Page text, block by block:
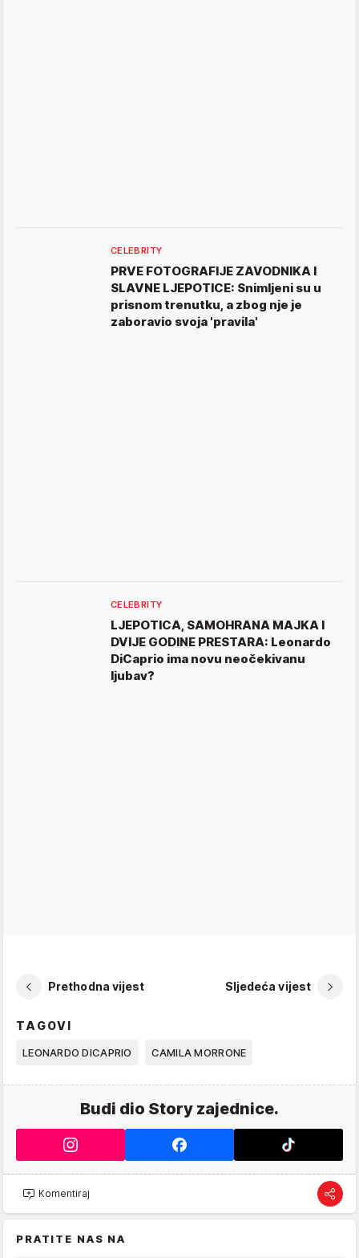
CELEBRITY
PRVE FOTOGRAFIJE ZAVODNIKA I
SLAVNE LJEPOTICE: Snimljeni su u
prisnom trenutku, a zbog nje je
zaboravio svoja 'pravila'
CELEBRITY
LJEPOTICA, SAMOHRANA MAJKA I
DVIJE GODINE PRESTARA: Leonardo
DiCaprio ima novu neočekivanu
ljubav?
Prethodna vijest Sljedeća vijest
TAGOVI
LEONARDO DICAPRIO CAMILA MORRONE
Budi dio Story zajednice.
Komentiraj
PRATITE NAS NA